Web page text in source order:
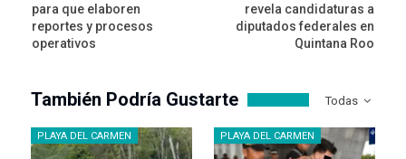
para que elaboren
reportes y procesos
operativos
revela candidaturas a
diputados federales en
Quintana Roo
Todas
También Podría Gustarte
PLAYA DEL CARMEN PLAYA DEL CARMEN